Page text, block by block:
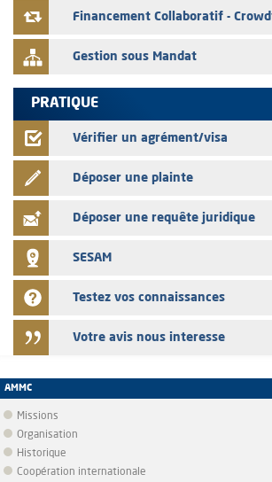
le mois de Juin 2026Financement Collaboratif -
Gestion sous Mandat
PRATIQUE
Vérifier un agrément/visa
Déposer une plainte
Déposer une requête juridique
SESAM
Testez vos connaissances
Votre avis nous interesse
AMMC
Missions
Organisation
Historique
Coopération internationale